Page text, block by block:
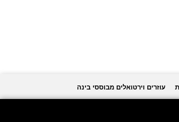
עוזרים וירטואלים מבוססי בינה